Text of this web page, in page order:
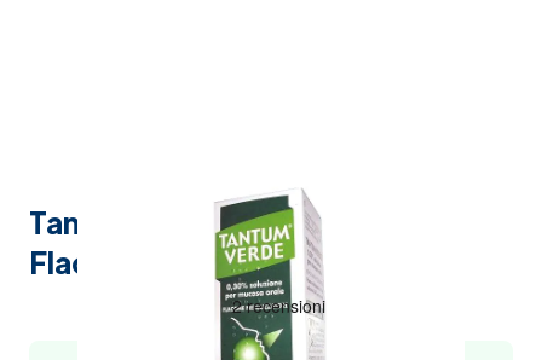
Tantum Verde Nebulizzatore
Flacone 15ml 0,3%